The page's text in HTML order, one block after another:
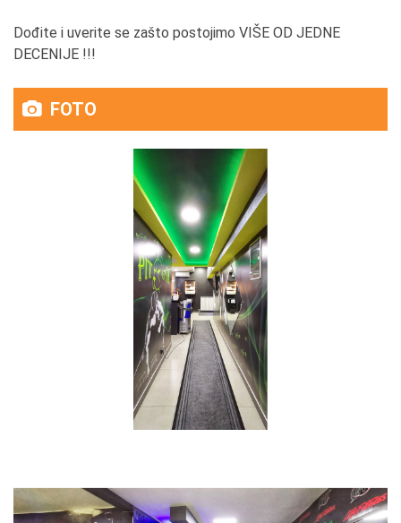
Dođite i uverite se zašto postojimo VIŠE OD JEDNE
DECENIJE !!!
FOTO